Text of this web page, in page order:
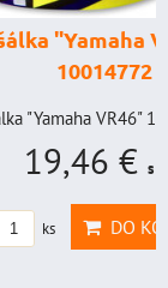
prúd 4000 A,
GENIUS
GB150
štartovací box s
voltmetrom +